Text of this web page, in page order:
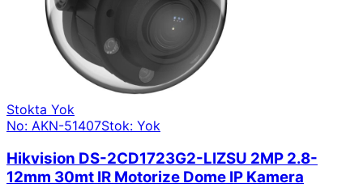
Stokta Yok
No: AKN-51407Stok: Yok
Hikvision DS-2CD1723G2-LIZSU 2MP 2.8-
12mm 30mt IR Motorize Dome IP Kamera